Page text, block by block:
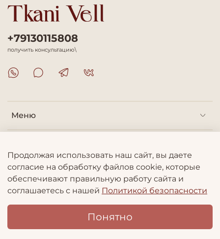
Меню
Информация
+79130115808
получить консультацию\
Продолжая использовать наш сайт, вы даете
согласие на обработку файлов cookie, которые
обеспечивают правильную работу сайта и
соглашаетесь с нашей Политикой безопасности
Понятно